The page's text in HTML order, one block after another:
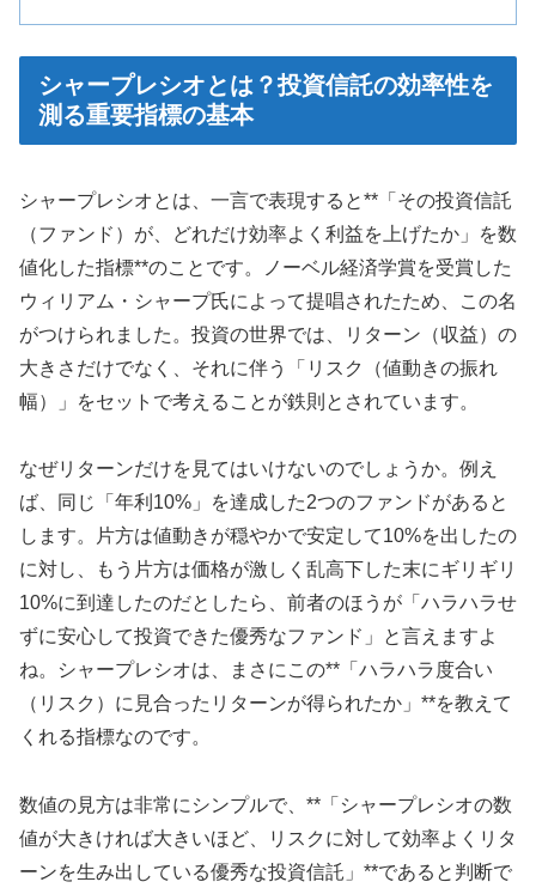
シャープレシオとは？投資信託の効率性を
測る重要指標の基本
シャープレシオとは、一言で表現すると**「その投資信託
（ファンド）が、どれだけ効率よく利益を上げたか」を数
値化した指標**のことです。ノーベル経済学賞を受賞した
ウィリアム・シャープ氏によって提唱されたため、この名
がつけられました。投資の世界では、リターン（収益）の
大きさだけでなく、それに伴う「リスク（値動きの振れ
幅）」をセットで考えることが鉄則とされています。
なぜリターンだけを見てはいけないのでしょうか。例え
ば、同じ「年利10%」を達成した2つのファンドがあると
します。片方は値動きが穏やかで安定して10%を出したの
に対し、もう片方は価格が激しく乱高下した末にギリギリ
10%に到達したのだとしたら、前者のほうが「ハラハラせ
ずに安心して投資できた優秀なファンド」と言えますよ
ね。シャープレシオは、まさにこの**「ハラハラ度合い
（リスク）に見合ったリターンが得られたか」**を教えて
くれる指標なのです。
数値の見方は非常にシンプルで、**「シャープレシオの数
値が大きければ大きいほど、リスクに対して効率よくリタ
ーンを生み出している優秀な投資信託」**であると判断で